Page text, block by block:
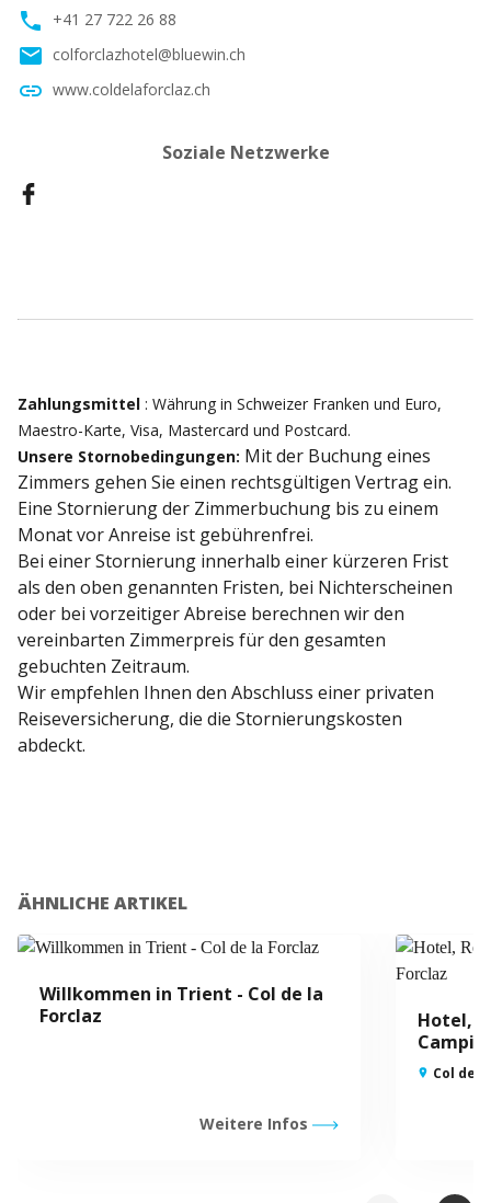
phone +41 27 722 26 88
email colforclazhotel@bluewin.ch
link www.coldelaforclaz.ch
Soziale Netzwerke
Zahlungsmittel : Währung in Schweizer Franken und Euro,
Maestro-Karte, Visa, Mastercard und Postcard.
Unsere Stornobedingungen: Mit der Buchung eines
Zimmers gehen Sie einen rechtsgültigen Vertrag ein.
Eine Stornierung der Zimmerbuchung bis zu einem
Monat vor Anreise ist gebührenfrei.
Bei einer Stornierung innerhalb einer kürzeren Frist
als den oben genannten Fristen, bei Nichterscheinen
oder bei vorzeitiger Abreise berechnen wir den
vereinbarten Zimmerpreis für den gesamten
gebuchten Zeitraum.
Wir empfehlen Ihnen den Abschluss einer privaten
Reiseversicherung, die die Stornierungskosten
abdeckt.
ÄHNLICHE ARTIKEL
Willkommen in Trient - Col de la
Forclaz
Weitere Infos
Hotel,
Col de